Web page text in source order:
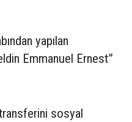
yapılan
Emmanuel Ernest”
sosyal